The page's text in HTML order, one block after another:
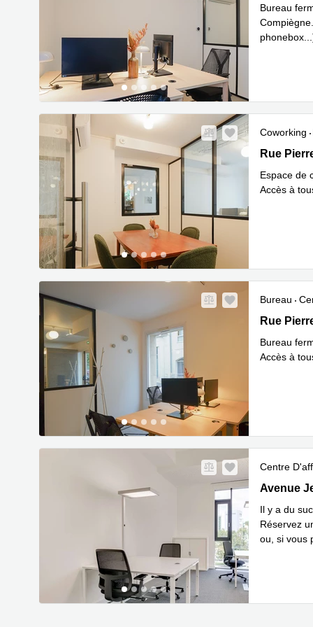
Bureau
Coworking
Rue Pierre
Rue
Espace de
Accès à
Bureau
Rue Pierre
Rue
Bureau
Accès à
Centre
53 Avenue
Avenue
Il y a du
Réservez
ou, si vous